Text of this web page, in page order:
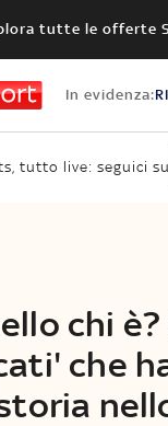
tutte le offerte
In evidenza:
tutto live: seguici su
chi è?
che